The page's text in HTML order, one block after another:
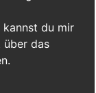
du mir
über das